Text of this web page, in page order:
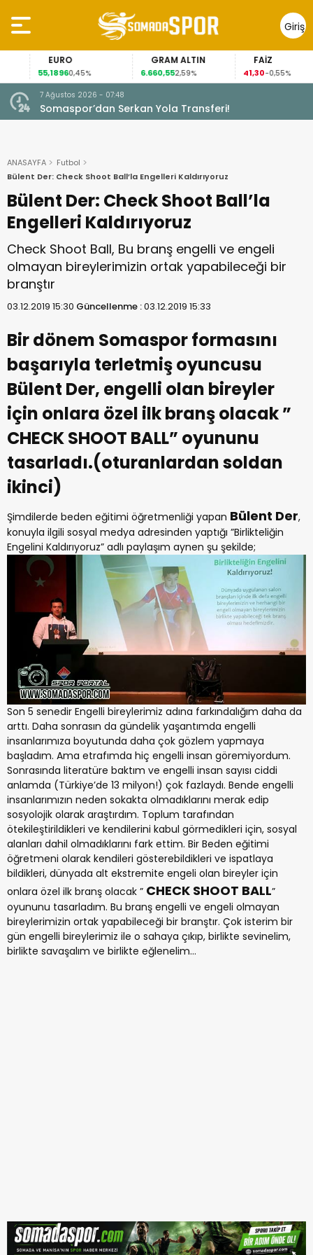
Giriş
Yap
EURO
55,18960,45%
GRAM ALTIN
6.660,552,59%
FAİZ
41,30-0,55%
7 Ağustos 2026 - 07:48
Somaspor’dan Serkan Yola Transferi!
ANASAYFA
Futbol
Bülent Der: Check Shoot Ball’la Engelleri Kaldırıyoruz
Bülent Der: Check Shoot Ball’la
Engelleri Kaldırıyoruz
Check Shoot Ball, Bu branş engelli ve engeli
olmayan bireylerimizin ortak yapabileceği bir
branştır
03.12.2019 15:30 Güncellenme :03.12.2019 15:33
Bir dönem Somaspor formasını
başarıyla terletmiş oyuncusu
Bülent Der, engelli olan bireyler
için onlara özel ilk branş olacak ”
CHECK SHOOT BALL” oyununu
tasarladı.(oturanlardan soldan
ikinci)
Şimdilerde beden eğitimi öğretmenliği yapan Bülent Der,
konuyla ilgili sosyal medya adresinden yaptığı ”Birlikteliğin
Engelini Kaldırıyoruz” adlı paylaşım aynen şu şekilde;
Son 5 senedir Engelli bireylerimiz adına farkındalığım daha da
arttı. Daha sonrasın da gündelik yaşantımda engelli
insanlarımıza boyutunda daha çok gözlem yapmaya
başladım. Ama etrafımda hiç engelli insan göremiyordum.
Sonrasında literatüre baktım ve engelli insan sayısı ciddi
anlamda (Türkiye’de 13 milyon!) çok fazlaydı. Bende engelli
insanlarımızın neden sokakta olmadıklarını merak edip
sosyolojik olarak araştırdım. Toplum tarafından
ötekileştirildikleri ve kendilerini kabul görmedikleri için, sosyal
alanları dahil olmadıklarını fark ettim. Bir Beden eğitimi
öğretmeni olarak kendileri gösterebildikleri ve ispatlaya
bildikleri, dünyada alt ekstremite engeli olan bireyler için
onlara özel ilk branş olacak ” CHECK SHOOT BALL”
oyununu tasarladım. Bu branş engelli ve engeli olmayan
bireylerimizin ortak yapabileceği bir branştır. Çok isterim bir
gün engelli bireylerimiz ile o sahaya çıkıp, birlikte sevinelim,
birlikte savaşalım ve birlikte eğlenelim…